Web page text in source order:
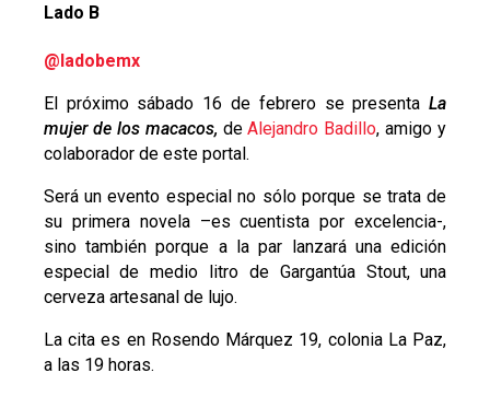
Lado B
@ladobemx
El próximo sábado 16 de febrero se presentaLa
mujer de los macacos, deAlejandro Badillo, amigo y
colaborador de este portal.
Será un evento especial no sólo porque se trata de
su primera novela –es cuentista por excelencia-,
sino también porque a la par lanzará una edición
especial de medio litro de Gargantúa Stout, una
cerveza artesanal de lujo.
La cita es en Rosendo Márquez 19, colonia La Paz,
a las 19 horas.